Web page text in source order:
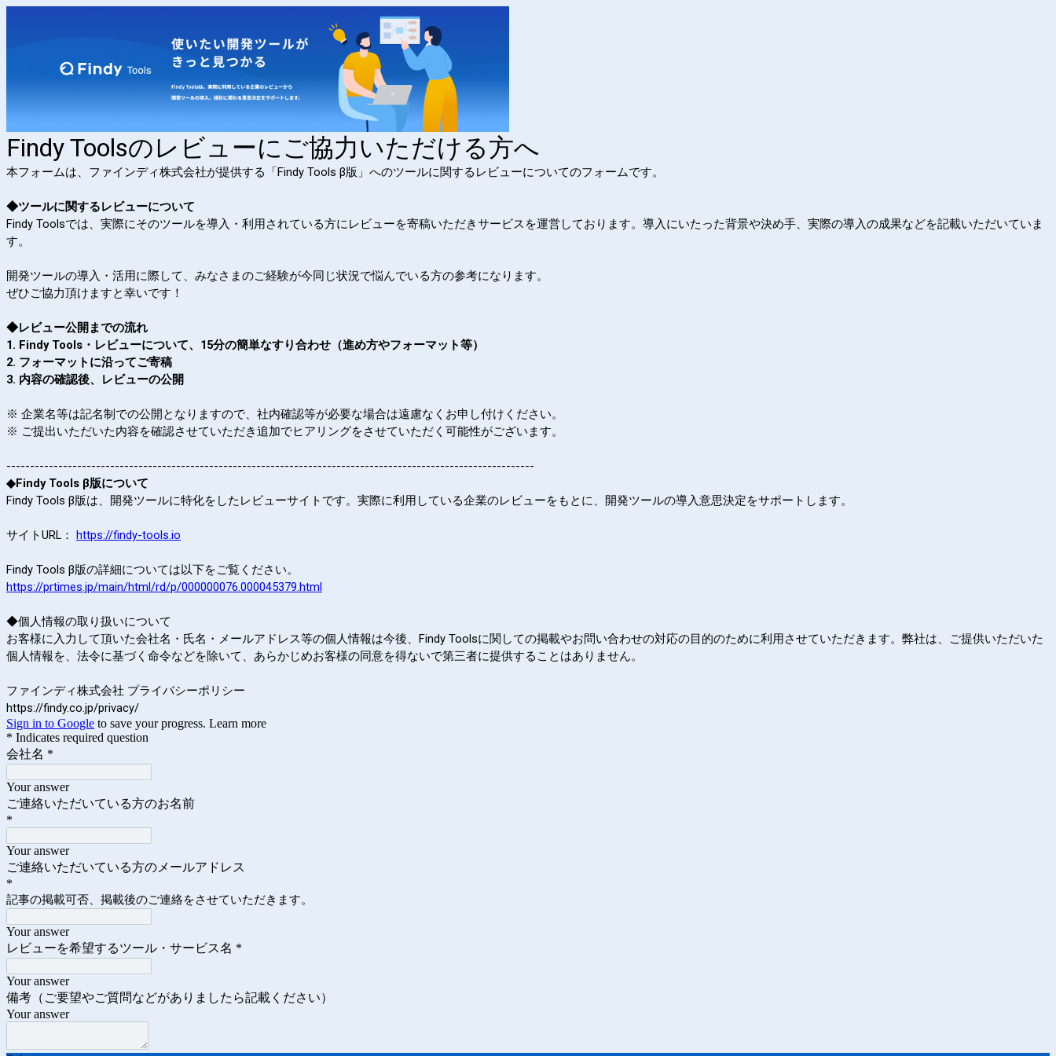
Findy Toolsのレビューにご協力いただける方へ
本フォームは、ファインディ株式会社が提供する「Findy Tools β版」へのツールに関するレビューについてのフォームです。
◆ツールに関するレビューについて
Findy Toolsでは、実際にそのツールを導入・利用されている方にレビューを寄稿いただきサービスを運営しております。 導入にいたった背景や決め手、実際の導入の成果などを記載いただいていま
す。
開発ツールの導入・活用に際して、みなさまのご経験が今同じ状況で悩んでいる方の参考になります。
ぜひご協力頂けますと幸いです！
◆レビュー公開までの流れ
1. Findy Tools・レビューについて、15分の簡単なすり合わせ（進め方やフォーマット等）
2. フォーマットに沿ってご寄稿
3. 内容の確認後、レビューの公開
※ 企業名等は記名制での公開となりますので、社内確認等が必要な場合は遠慮なくお申し付けください。
※ ご提出いただいた内容を確認させていただき追加でヒアリングをさせていただく可能性がございます。
----------------------------------------------------------------------------------------------------------------
◆Findy Tools β版について
Findy Tools β版は、開発ツールに特化をしたレビューサイトです。実際に利用している企業のレビューをもとに、開発ツールの導入意思決定をサポートします。
サイトURL： https://findy-tools.io
Findy Tools β版の詳細については以下をご覧ください。
https://prtimes.jp/main/html/rd/p/000000076.000045379.html
◆個人情報の取り扱いについて
お客様に入力して頂いた会社名・氏名・メールアドレス等の個人情報は今後、Findy Toolsに関しての掲載やお問い合わせの対応の目的のために利用させていただきます。弊社は、ご提供いただいた
個人情報を、法令に基づく命令などを除いて、あらかじめお客様の同意を得ないで第三者に提供することはありません。
ファインディ株式会社 プライバシーポリシー
https://findy.co.jp/privacy/
Sign in to Google to save your progress. Learn more
* Indicates required question
会社名 *
Your answer
ご連絡いただいている方のお名前
*
Your answer
ご連絡いただいている方のメールアドレス
*
記事の掲載可否、掲載後のご連絡をさせていただきます。
Your answer
レビューを希望するツール・サービス名 *
Your answer
備考（ご要望やご質問などがありましたら記載ください）
Your answer